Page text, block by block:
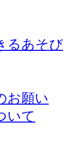
るあそび
お願い
いて